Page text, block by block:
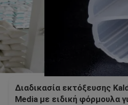
Διαδικασία εκτόξευσης
Media με ειδική φόρμουλα